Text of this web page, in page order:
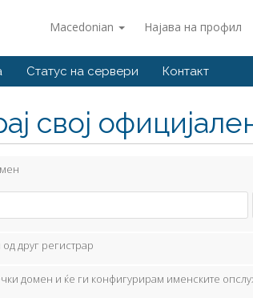
Macedonian Најава на профил
Статус на сервери Контакт
свој
друг регистрар
домен и ќе ги конфигурирам именските